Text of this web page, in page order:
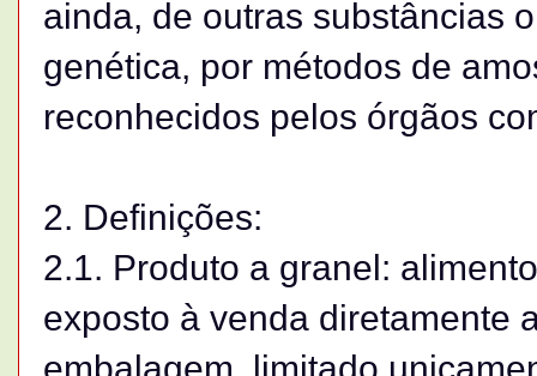
ainda, de outras substâncias
genética, por métodos de
reconhecidos pelos órgãos
2. Definições:
2.1. Produto a granel:
exposto à venda diretamente